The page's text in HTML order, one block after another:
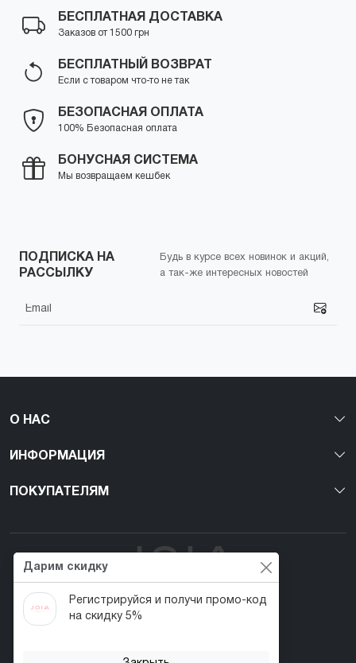
БЕСПЛАТНАЯ ДОСТАВКА
Заказов от 1500 грн
БЕСПЛАТНЫЙ ВОЗВРАТ
Если с товаром что-то не так
БЕЗОПАСНАЯ ОПЛАТА
100% Безопасная оплата
БОНУСНАЯ СИСТЕМА
Мы возвращаем кешбек
ПОДПИСКА НА
РАССЫЛКУ
Будь в курсе всех новинок и акций,
а так-же интересных новостей
О НАС
ИНФОРМАЦИЯ
ПОКУПАТЕЛЯМ
Первый веган nail-бренд в Украине!
Дарим скидку
Регистрируйся и получи промо-код
на скидку 5%